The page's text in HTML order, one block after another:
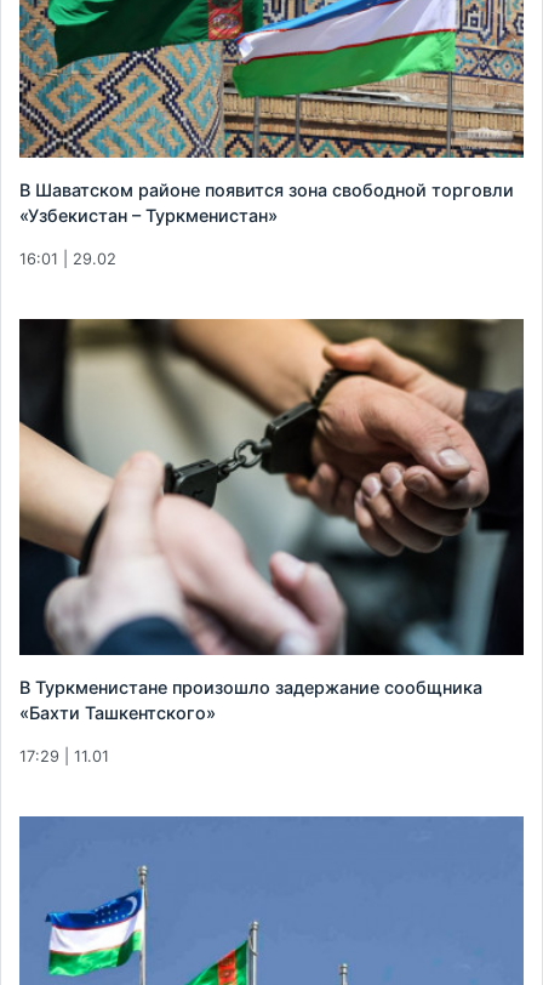
В Шаватском районе появится зона свободной торговли
«Узбекистан – Туркменистан»
16:01 | 29.02
В Туркменистане произошло задержание сообщника
«Бахти Ташкентского»
17:29 | 11.01